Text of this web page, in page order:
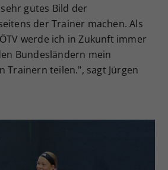
gutes Bild der
der Trainer machen. Als
werde ich in Zukunft immer
Bundesländern mein
Trainern teilen.", sagt Jürgen